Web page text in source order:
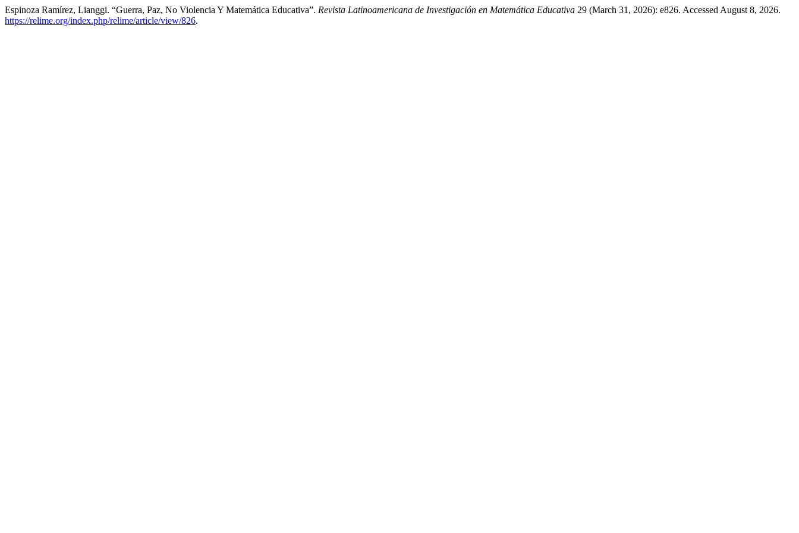
Espinoza Ramírez, Lianggi. “Guerra, Paz, No Violencia Y Matemática Educativa”. Revista Latinoamericana de Investigación en Matemática Educativa 29 (March 31, 2026): e826. Accessed August 8, 2026.
https://relime.org/index.php/relime/article/view/826.